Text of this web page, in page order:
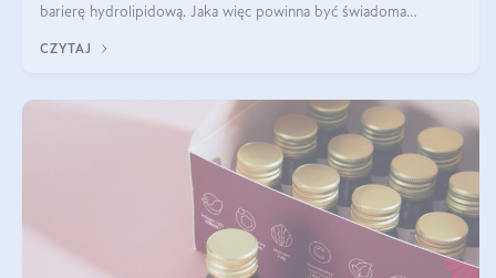
barierę hydrolipidową. Jaka więc powinna być świadoma
CZYTAJ